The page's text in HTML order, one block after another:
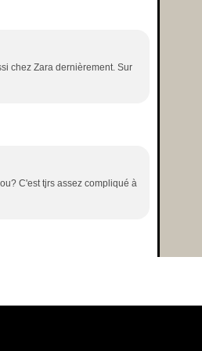
chez Zara dernièrement. Sur
C'est tjrs assez compliqué à